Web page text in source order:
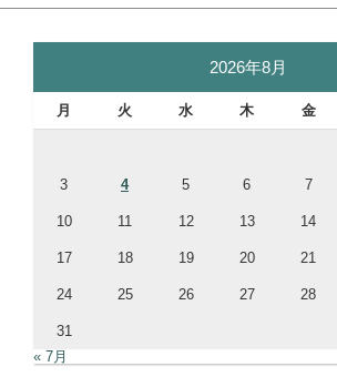
2026年8月
月 火 水 木 金
3 4 5 6 7
10 11 12 13 14
17 18 19 20 21
24 25 26 27 28
31
« 7月